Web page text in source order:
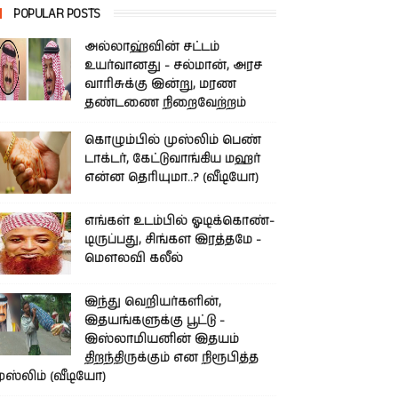
POPULAR POSTS
அல்லாஹ்வின் சட்டம்
உயர்வானது - சல்மான், அரச
வாரிசுக்கு இன்று, மரண
தண்டணை நிறைவேற்றம்
கொழும்பில் முஸ்லிம் பெண்
டாக்டர், கேட்டுவாங்கிய மஹர்
என்ன தெரியுமா..? (வீடியோ)
எங்கள் உடம்பில் ஓடிக்­கொண்­
டி­ருப்­பது, சிங்­கள இரத்­தமே -
மௌலவி கலீல்
இந்து வெறியர்களின்,
இதயங்களுக்கு பூட்டு -
இஸ்லாமியனின் இதயம்
திறந்திருக்கும் என நிரூபித்த
(வீடியோ)